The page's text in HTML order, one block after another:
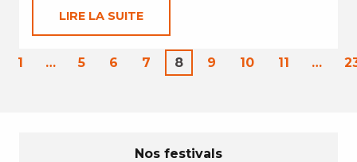
LIRE LA SUITE
1 … 5 6 7 8 9 10 11 …
Nos festivals